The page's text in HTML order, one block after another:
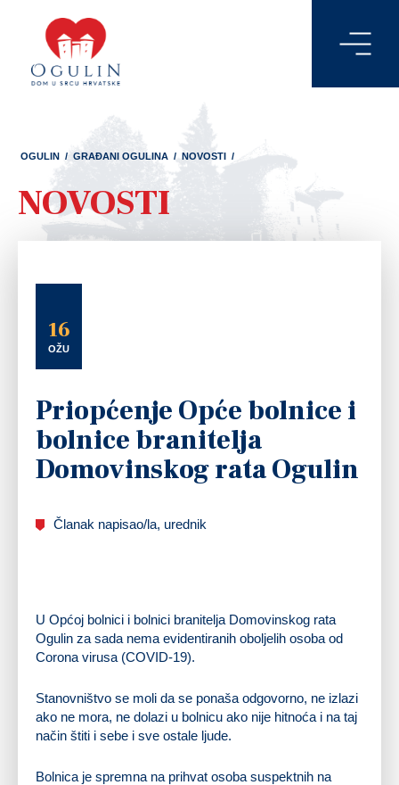
OGULIN / GRAĐANI OGULINA / NOVOSTI /
NOVOSTI
16
OŽU
Priopćenje Opće bolnice i
bolnice branitelja
Domovinskog rata Ogulin
Članak napisao/la, urednik
U Općoj bolnici i bolnici branitelja Domovinskog rata
Ogulin za sada nema evidentiranih oboljelih osoba od
Corona virusa (COVID-19).
Stanovništvo se moli da se ponaša odgovorno, ne izlazi
ako ne mora, ne dolazi u bolnicu ako nije hitnoća i na taj
način štiti i sebe i sve ostale ljude.
Bolnica je spremna na prihvat osoba suspektnih na